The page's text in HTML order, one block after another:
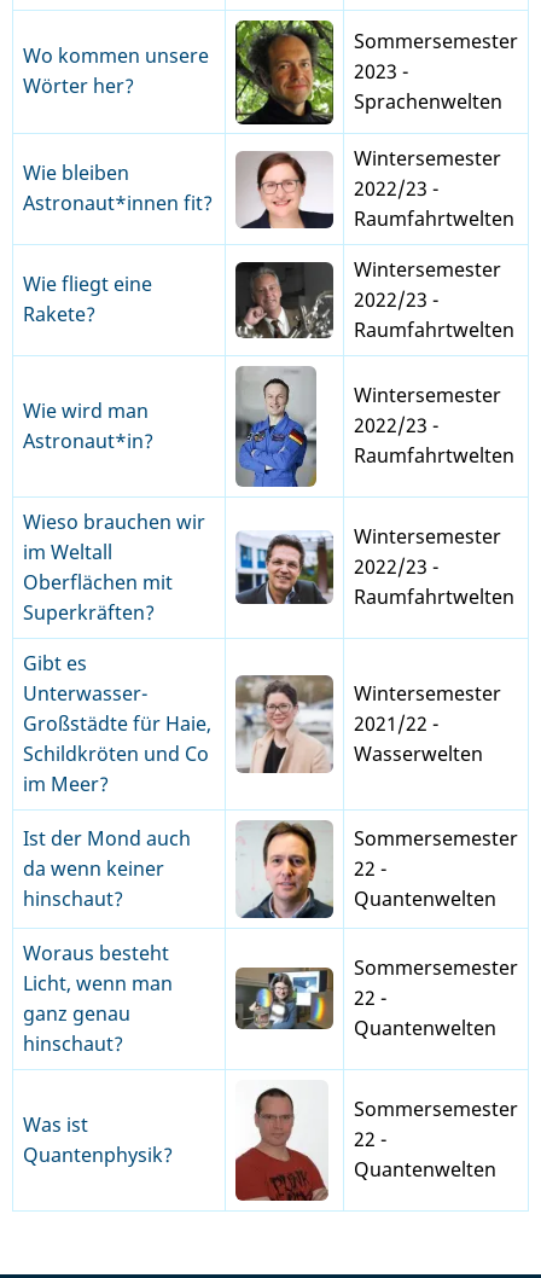
Wo kommen unsere
Wörter her?
Sommersemester
2023 -
Sprachenwelten
Wie bleiben
Astronaut*innen fit?
Wintersemester
2022/23 -
Raumfahrtwelten
Wie fliegt eine
Rakete?
Wintersemester
2022/23 -
Raumfahrtwelten
Wie wird man
Astronaut*in?
Wintersemester
2022/23 -
Raumfahrtwelten
Wieso brauchen wir
im Weltall
Oberflächen mit
Superkräften?
Wintersemester
2022/23 -
Raumfahrtwelten
Gibt es
Unterwasser-
Großstädte für Haie,
Schildkröten und Co
im Meer?
Wintersemester
2021/22 -
Wasserwelten
Ist der Mond auch
da wenn keiner
hinschaut?
Sommersemester
22 -
Quantenwelten
Woraus besteht
Licht, wenn man
ganz genau
hinschaut?
Sommersemester
22 -
Quantenwelten
Was ist
Quantenphysik?
Sommersemester
22 -
Quantenwelten